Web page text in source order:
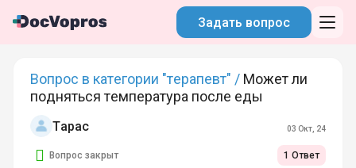
Задать вопрос
Вопрос в категории "терапевт" / Может ли
подняться температура после еды
Тарас 03 Окт, 24
Вопрос закрыт 1 Ответ